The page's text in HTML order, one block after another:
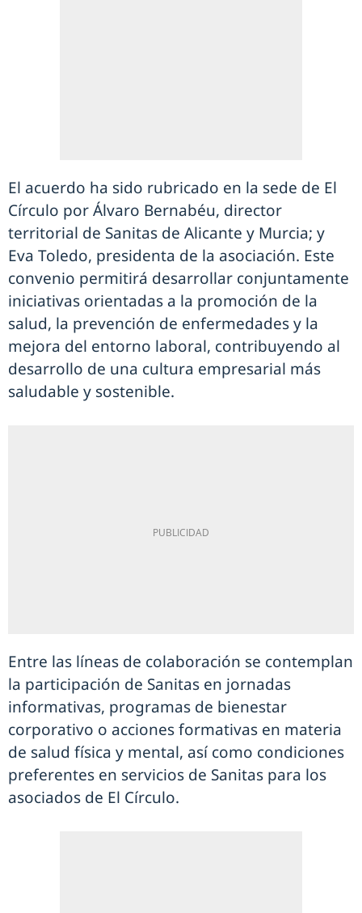
El acuerdo ha sido rubricado en la sede de El
Círculo por Álvaro Bernabéu, director
territorial de Sanitas de Alicante y Murcia; y
Eva Toledo, presidenta de la asociación. Este
convenio permitirá desarrollar conjuntamente
iniciativas orientadas a la promoción de la
salud, la prevención de enfermedades y la
mejora del entorno laboral, contribuyendo al
desarrollo de una cultura empresarial más
saludable y sostenible.
Entre las líneas de colaboración se contemplan
la participación de Sanitas en jornadas
informativas, programas de bienestar
corporativo o acciones formativas en materia
de salud física y mental, así como condiciones
preferentes en servicios de Sanitas para los
asociados de El Círculo.